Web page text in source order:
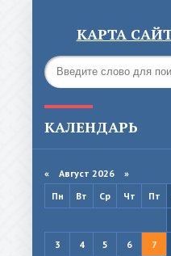
КАРТА
КАЛЕНДАРЬ
« Август 2026 »
Пн
Вт Ср Чт Пт
3
4 5 6 7